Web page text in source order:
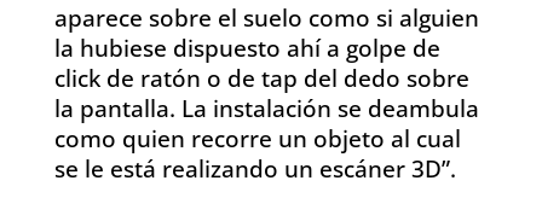
aparece sobre el suelo como si alguien
la hubiese dispuesto ahí a golpe de
click de ratón o de tap del dedo sobre
la pantalla. La instalación se deambula
como quien recorre un objeto al cual
se le está realizando un escáner 3D”.